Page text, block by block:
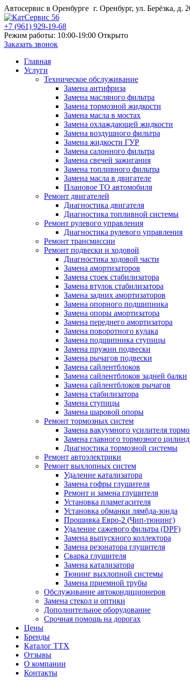
Автосервис в Оренбурге г. Оренбург, ул. Берёзка, д.
+7 (961) 929-19-68
Режим работы: 10:00-19:00 Открыто
Заказать звонок
Главная
Услуги
Техническое обслуживание
Замена антифриза
Замена масляного фильтра
Замена тормозной жидкости
Замена масла в мостах
Замена охлаждающей жидкости
Замена воздушного фильтра
Замена жидкости ГУР
Замена салонного фильтра
Замена свечей зажигания
Замена топливного фильтра
Замена масла в двигателе
Плановое ТО автомобиля
Ремонт двигателей
Диагностика двигателя
Диагностика топливной системы
Ремонт рулевого управления
Диагностика рулевого управления
Ремонт трансмиссии
Ремонт подвески и ходовой
Диагностика ходовой части
Замена амортизаторов
Замена стоек стабилизатора
Замена втулок стабилизатора
Замена задних амортизаторов
Замена опорного подшипника
Замена опоры амортизатора
Замена переднего амортизатора
Замена поворотного кулака
Замена подшипника ступицы
Замена пружин подвески
Замена рычагов подвески
Замена сайлентблоков
Замена сайлентблоков задней балки
Замена сайлентблоков рычагов
Замена стабилизатора
Замена ступицы
Замена шаровой опоры
Ремонт тормозных систем
Замена вакуумного усилителя
Замена главного тормозного
Диагностика тормозной системы
Ремонт автоэлектрики
Ремонт выхлопных систем
Удаление катализатора
Замена гофры глушителя
Ремонт и замена глушителя
Установка пламегасителя
Установка обманки лямбда-зонда
Прошивка Евро-2 (Чип-тюнинг)
Удаление сажевого фильтра (DPF)
Замена выпускного коллектора
Замена резонатора глушителя
Сварка глушителя
Замена катализатора
Тюнинг выхлопной системы
Замена приемной трубы
Обслуживание автокондиционеров
Замена стекол и оптики
Дополнительное оборудование
Срочная помощь на дорогах
Цены
Бренды
Каталог ТТХ
Отзывы
О компании
Контакты